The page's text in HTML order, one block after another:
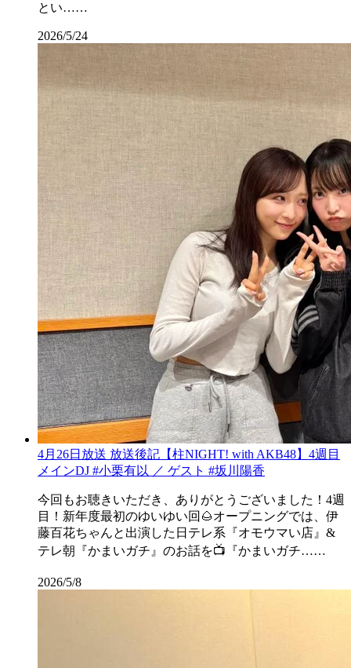
とい……
2026/5/24
4月26日放送 放送後記【柱NIGHT! with AKB48】4週目
メインDJ #小栗有以 ／ ゲスト #坂川陽香
今回もお聴きいただき、ありがとうございました！4週
目！新年度最初のゆいゆい回🌰オープニングでは、伊
藤百花ちゃんと出演した日テレ系『オモウマい店』&
テレ朝『かまいガチ』のお話を📺『かまいガチ……
2026/5/8